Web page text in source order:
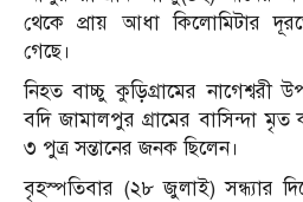
থেকে প্রায় আধা কিলোমিটার
গেছে।
নিহত বাচ্চু কুড়িগ্রামের নাগেশ্বরী
বদি জামালপুর গ্রামের বাসিন্দা
৩ পুত্র সন্তানের জনক ছিলেন।
বৃহস্পতিবার (২৮ জুলাই) সন্ধ্যার